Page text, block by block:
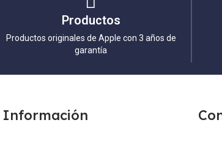
Productos
Productos originales de Apple con 3 años de
garantía
Información